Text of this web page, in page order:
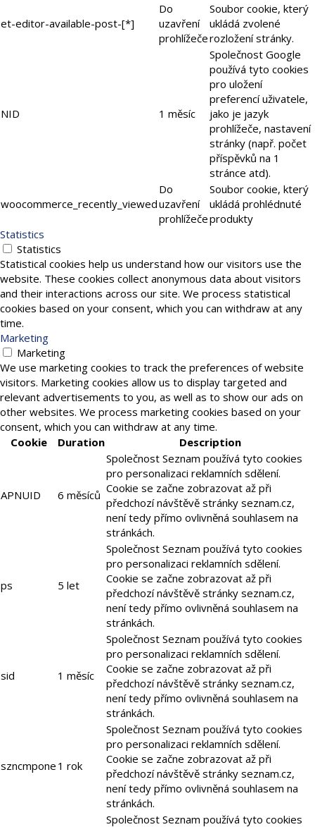
et-editor-available-post-[*]
Do
uzavření
prohlížeče
Soubor cookie, který
ukládá zvolené
rozložení stránky.
NID 1 měsíc
Společnost Google
používá tyto cookies
pro uložení
preferencí uživatele,
jako je jazyk
prohlížeče, nastavení
stránky (např. počet
příspěvků na 1
stránce atd).
woocommerce_recently_viewed
Do
uzavření
prohlížeče
Soubor cookie, který
ukládá prohlédnuté
produkty
Statistics
Statistics
Statistical cookies help us understand how our visitors use the
website. These cookies collect anonymous data about visitors
and their interactions across our site. We process statistical
cookies based on your consent, which you can withdraw at any
time.
Marketing
Marketing
We use marketing cookies to track the preferences of website
visitors. Marketing cookies allow us to display targeted and
relevant advertisements to you, as well as to show our ads on
other websites. We process marketing cookies based on your
consent, which you can withdraw at any time.
Cookie
Duration Description
APNUID 6 měsíců
Společnost Seznam používá tyto cookies
pro personalizaci reklamních sdělení.
Cookie se začne zobrazovat až při
předchozí návštěvě stránky seznam.cz,
není tedy přímo ovlivněná souhlasem na
stránkách.
ps 5 let
Společnost Seznam používá tyto cookies
pro personalizaci reklamních sdělení.
Cookie se začne zobrazovat až při
předchozí návštěvě stránky seznam.cz,
není tedy přímo ovlivněná souhlasem na
stránkách.
sid 1 měsíc
Společnost Seznam používá tyto cookies
pro personalizaci reklamních sdělení.
Cookie se začne zobrazovat až při
předchozí návštěvě stránky seznam.cz,
není tedy přímo ovlivněná souhlasem na
stránkách.
szncmpone 1 rok
Společnost Seznam používá tyto cookies
pro personalizaci reklamních sdělení.
Cookie se začne zobrazovat až při
předchozí návštěvě stránky seznam.cz,
není tedy přímo ovlivněná souhlasem na
stránkách.
Společnost Seznam používá tyto cookies